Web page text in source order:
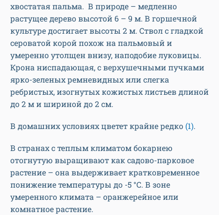
хвостатая пальма. В природе – медленно
растущее дерево высотой 6 – 9 м. В горшечной
культуре достигает высоты 2 м. Ствол с гладкой
сероватой корой похож на пальмовый и
умеренно утолщен внизу, наподобие луковицы.
Крона ниспадающая, с верхушечными пучками
ярко-зеленых ремневидных или слегка
ребристых, изогнутых кожистых листьев длиной
до 2 м и шириной до 2 см.
В домашних условиях цветет крайне редко (1).
В странах с теплым климатом бокарнею
отогнутую выращивают как садово-парковое
растение – она выдерживает кратковременное
понижение температуры до -5 °С. В зоне
умеренного климата – оранжерейное или
комнатное растение.